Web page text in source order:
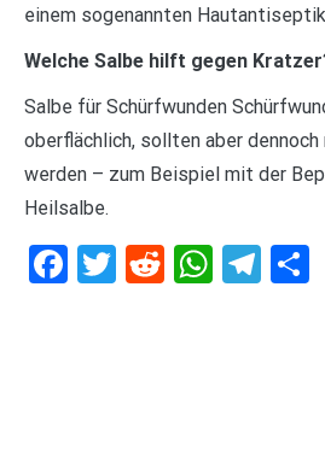
einem sogenannten
Welche Salbe hilft gegen
Salbe für Schürfwunden
oberflächlich, sollten aber
werden – zum Beispiel mit der
Heilsalbe.
Facebook
Twitter
Reddit